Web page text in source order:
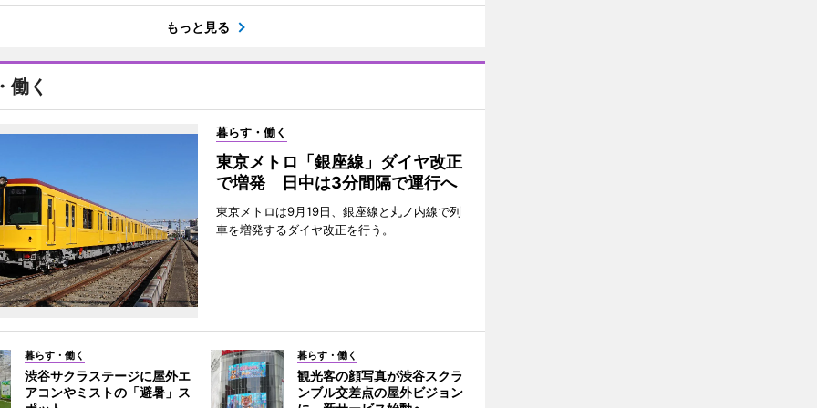
もっと見る
働く
暮らす・働く
東京メトロ「銀座線」ダイヤ改正
で増発 日中は3分間隔で運行へ
東京メトロは9月19日、銀座線と丸ノ内線で列
車を増発するダイヤ改正を行う。
暮らす・働く
渋谷サクラステージに屋外エ
アコンやミストの「避暑」ス
暮らす・働く
観光客の顔写真が渋谷スクラ
ンブル交差点の屋外ビジョン